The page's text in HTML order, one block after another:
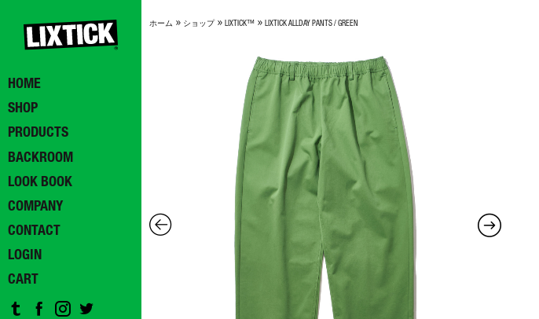
HOME
SHOP
PRODUCTS
BACKROOM
LOOK BOOK
COMPANY
CONTACT
LOGIN
CART
ホーム » ショップ» LIXTICK™ » LIXTICK ALLDAY PANTS / GREEN